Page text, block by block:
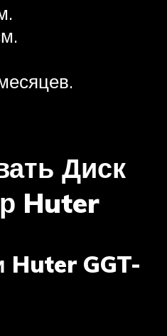
Диск
Huter
Huter GGT-